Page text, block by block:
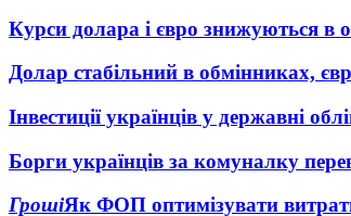
Курси долара і євро знижуються в
Долар стабільний в обмінниках,
Інвестиції українців у державні
Борги українців за комуналку
ГрошіЯк ФОП оптимізувати